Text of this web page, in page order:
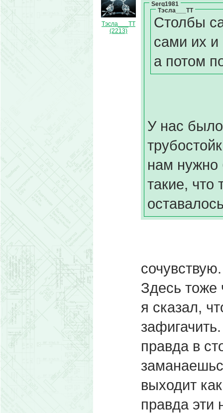
Тэсла___ТТ
(2213)
Serg1981
Тэсла___ТТ
Столбы
сами их и
а потом
У нас
нам нужно
такие, что
сочувствую.
Здесь тоже
я сказал,
зафигачить.
правда в
выходит
правда эти